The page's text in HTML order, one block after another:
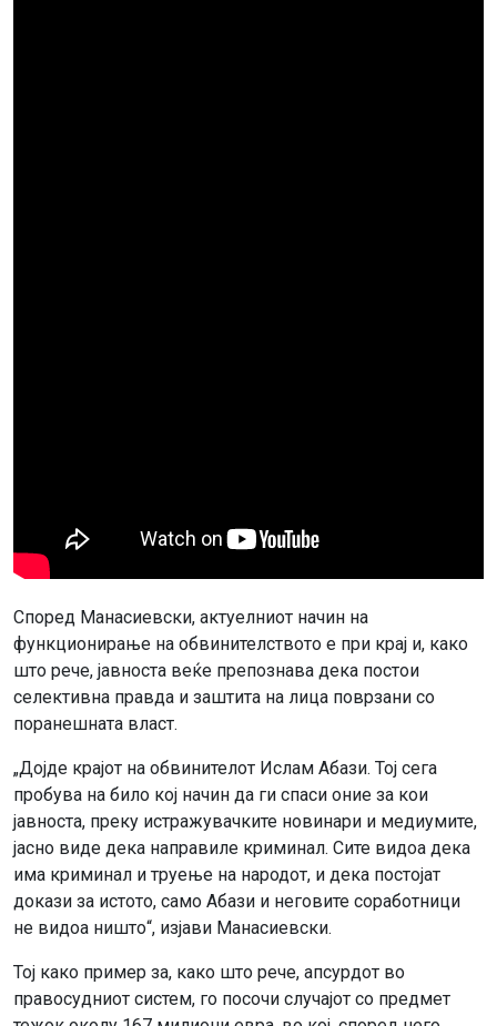
Според Манасиевски, актуелниот начин на
функционирање на обвинителството е при крај и, како
што рече, јавноста веќе препознава дека постои
селективна правда и заштита на лица поврзани со
поранешната власт.
„Дојде крајот на обвинителот Ислам Абази. Тој сега
пробува на било кој начин да ги спаси оние за кои
јавноста, преку истражувачките новинари и медиумите,
јасно виде дека направиле криминал. Сите видоа дека
има криминал и труење на народот, и дека постојат
докази за истото, само Абази и неговите соработници
не видоа ништо“, изјави Манасиевски.
Тој како пример за, како што рече, апсурдот во
правосудниот систем, го посочи случајот со предмет